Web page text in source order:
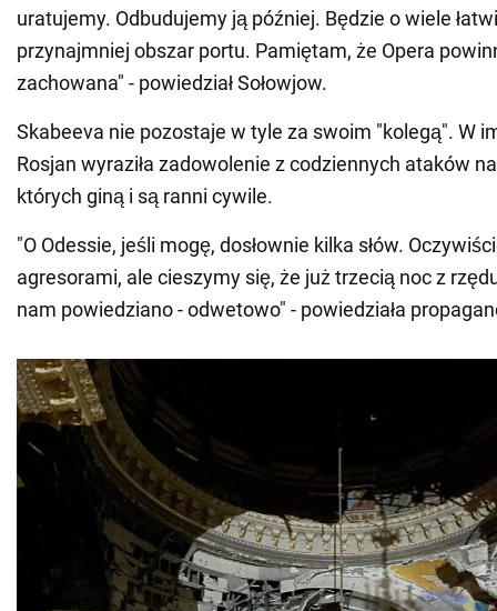
uratujemy. Odbudujemy ją później. Będzie o wiele
przynajmniej obszar portu. Pamiętam, że Opera
zachowana" - powiedział Sołowjow.
Skabeeva nie pozostaje w tyle za swoim "kolegą". W
Rosjan wyraziła zadowolenie z codziennych ataków
których giną i są ranni cywile.
"O Odessie, jeśli mogę, dosłownie kilka słów.
agresorami, ale cieszymy się, że już trzecią noc z
nam powiedziano - odwetowo" - powiedziała